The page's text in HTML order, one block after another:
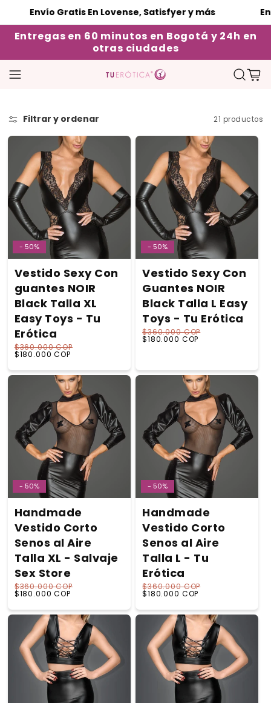
Envío Gratis En Lovense, Satisfyer y más
Entregas en 60 minutos en Bogotá y 24h en
otras ciudades
Carrito
Filtrar y ordenar 21 productos
- 50%
Vestido Sexy Con
guantes NOIR
Black Talla XL
Easy Toys - Tu
Erótica
Precio habitual
$360.000 COP
Precio de oferta
$180.000 COP
- 50%
Vestido Sexy Con
Guantes NOIR
Black Talla L Easy
Toys - Tu Erótica
Precio habitual
$360.000 COP
Precio de oferta
$180.000 COP
- 50%
Handmade
Vestido Corto
Senos al Aire
Talla XL - Salvaje
Sex Store
Precio habitual
$360.000 COP
Precio de oferta
$180.000 COP
- 50%
Handmade
Vestido Corto
Senos al Aire
Talla L - Tu
Erótica
Precio habitual
$360.000 COP
Precio de oferta
$180.000 COP